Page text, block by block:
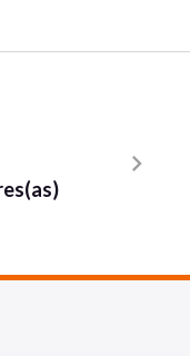
chevron_right